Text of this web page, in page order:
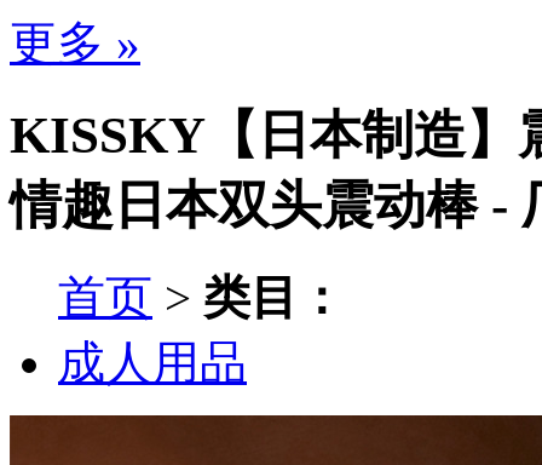
更多 »
KISSKY【日本制造】
情趣日本双头震动棒 -
首页 > 类目：
成人用品